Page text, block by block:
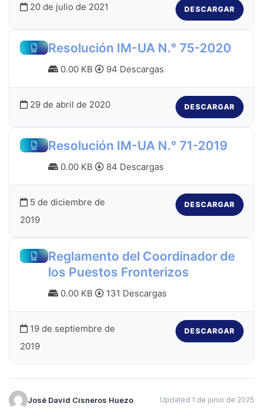
20 de julio de 2021 DESCARGAR
Resolución IM-UA N.° 75-2020
0.00 KB 94 Descargas
29 de abril de 2020 DESCARGAR
Resolución IM-UA N.° 71-2019
0.00 KB 84 Descargas
5 de diciembre de
2019
DESCARGAR
Reglamento del Coordinador de
los Puestos Fronterizos
0.00 KB 131 Descargas
19 de septiembre de
2019
DESCARGAR
José David Cisneros Huezo Updated 1 de junio de 2025